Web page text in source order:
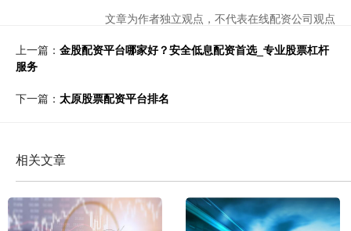
文章为作者独立观点，不代表在线配资公司观点
上一篇： 金股配资平台哪家好？安全低息配资首选_专业股票杠杆
服务
下一篇： 太原股票配资平台排名
相关文章